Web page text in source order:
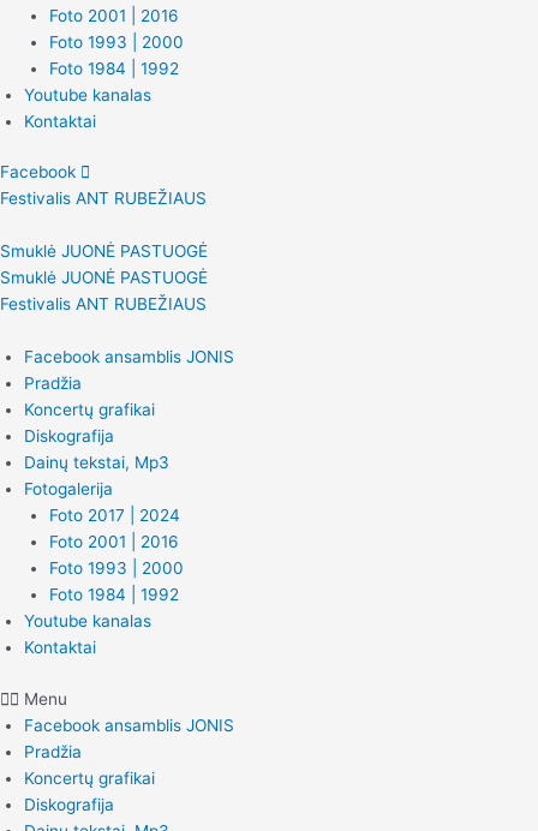
Foto 2001 | 2016
Foto 1993 | 2000
Foto 1984 | 1992
Youtube kanalas
Kontaktai
Facebook
Festivalis ANT RUBEŽIAUS
Smuklė JUONĖ PASTUOGĖ
Smuklė JUONĖ PASTUOGĖ
Festivalis ANT RUBEŽIAUS
Facebook ansamblis JONIS
Pradžia
Koncertų grafikai
Diskografija
Dainų tekstai, Mp3
Fotogalerija
Foto 2017 | 2024
Foto 2001 | 2016
Foto 1993 | 2000
Foto 1984 | 1992
Youtube kanalas
Kontaktai
Menu
Facebook ansamblis JONIS
Pradžia
Koncertų grafikai
Diskografija